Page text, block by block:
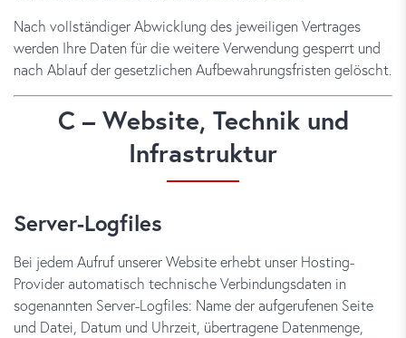
Nach vollständiger Abwicklung des jeweiligen Vertrages
werden Ihre Daten für die weitere Verwendung gesperrt und
nach Ablauf der gesetzlichen Aufbewahrungsfristen gelöscht.
C – Website, Technik und
Infrastruktur
Server-Logfiles
Bei jedem Aufruf unserer Website erhebt unser Hosting-
Provider automatisch technische Verbindungsdaten in
sogenannten Server-Logfiles: Name der aufgerufenen Seite
und Datei, Datum und Uhrzeit, übertragene Datenmenge,